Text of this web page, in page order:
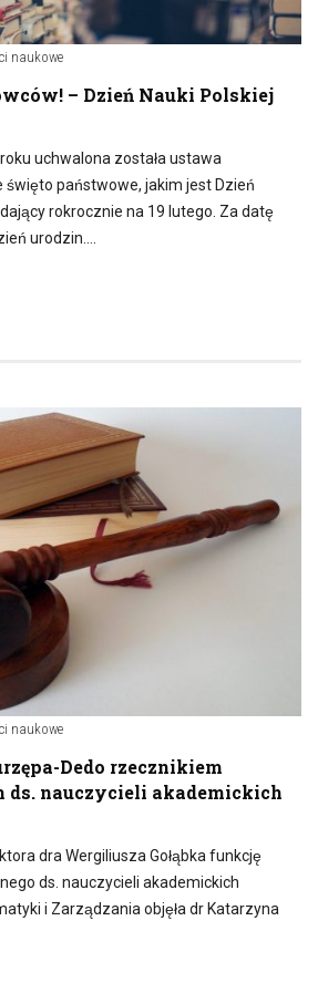
naukowe
– Dzień Nauki Polskiej
uchwalona została ustawa
państwowe, jakim jest Dzień
rokrocznie na 19 lutego. Za datę
urodzin….
naukowe
Dedo rzecznikiem
nauczycieli akademickich
dra Wergiliusza Gołąbka funkcję
ds. nauczycieli akademickich
i Zarządzania objęła dr Katarzyna